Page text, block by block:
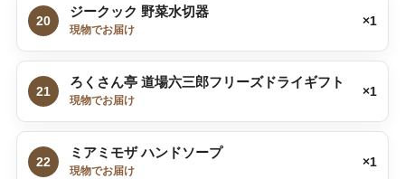
20
ジークック 野菜水切器
現物でお届け
×1
21
ろくさん亭 道場六三郎フリーズドライギフト
現物でお届け
×1
22
ミアミモザ ハンドソープ
現物でお届け
×1